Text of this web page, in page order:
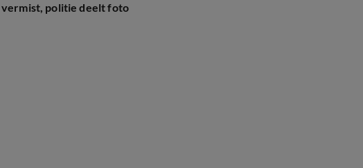
vermist, politie deelt foto